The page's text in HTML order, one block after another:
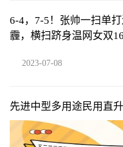
6-4，7-5！张帅一扫单
霾，横扫跻身温网女双
2023-07-08
先进中型多用途民用直
训练科目